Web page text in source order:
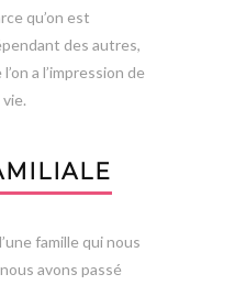
qu’on est
des autres,
a l’impression de
famille qui nous
avons passé